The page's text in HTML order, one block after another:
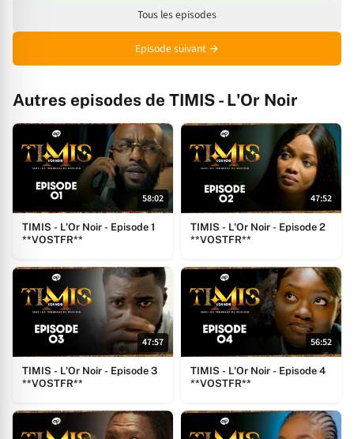
Tous les episodes
Episode suivant →
Autres episodes de TIMIS - L'Or Noir
58:02
TIMIS - L'Or Noir - Episode 1
**VOSTFR**
47:52
TIMIS - L'Or Noir - Episode 2
**VOSTFR**
47:57
TIMIS - L'Or Noir - Episode 3
**VOSTFR**
56:52
TIMIS - L'Or Noir - Episode 4
**VOSTFR**